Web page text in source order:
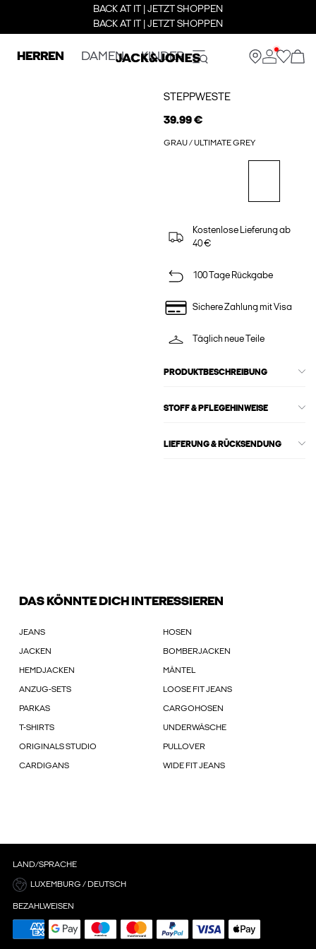
BACK AT IT | JETZT SHOPPEN
BACK AT IT | JETZT SHOPPEN
HERREN DAMEN KINDER
STEPPWESTE
39.99 €
GRAU / ULTIMATE GREY
Kostenlose Lieferung ab
40 €
100 Tage Rückgabe
Sichere Zahlung mit Visa
Täglich neue Teile
PRODUKTBESCHREIBUNG
STOFF & PFLEGEHINWEISE
LIEFERUNG & RÜCKSENDUNG
DAS KÖNNTE DICH INTERESSIEREN
JEANS HOSEN
JACKEN BOMBERJACKEN
HEMDJACKEN MÄNTEL
ANZUG-SETS LOOSE FIT JEANS
PARKAS CARGOHOSEN
T-SHIRTS UNDERWÄSCHE
ORIGINALS STUDIO PULLOVER
CARDIGANS WIDE FIT JEANS
LAND/SPRACHE
LUXEMBURG / DEUTSCH
BEZAHLWEISEN